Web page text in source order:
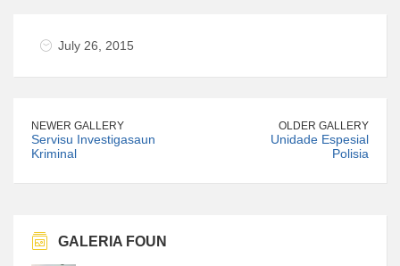
July 26, 2015
NEWER GALLERY
Servisu Investigasaun
Kriminal
OLDER GALLERY
Unidade Espesial
Polisia
GALERIA FOUN